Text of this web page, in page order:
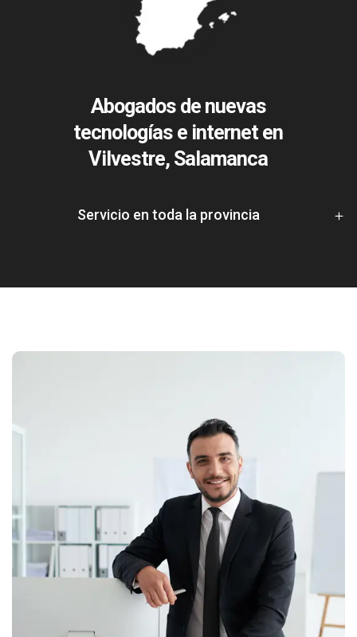
Abogados de nuevas
tecnologías e internet en
Vilvestre, Salamanca
Servicio en toda la provincia